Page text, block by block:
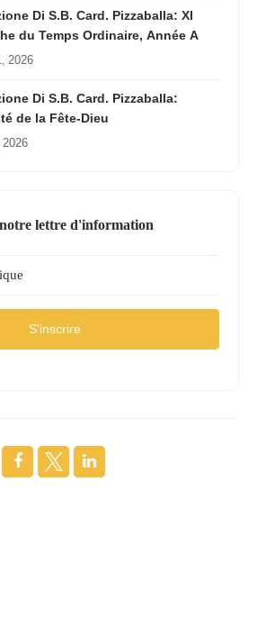
Di S.B. Card. Pizzaballa: XI
du Temps Ordinaire, Année A
2026
Di S.B. Card. Pizzaballa:
de la Fête-Dieu
lettre d'information
S'inscrire